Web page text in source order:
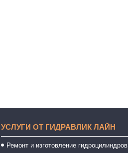
УСЛУГИ ОТ ГИДРАВЛИК ЛАЙН
Ремонт и изготовление гидроцилиндров